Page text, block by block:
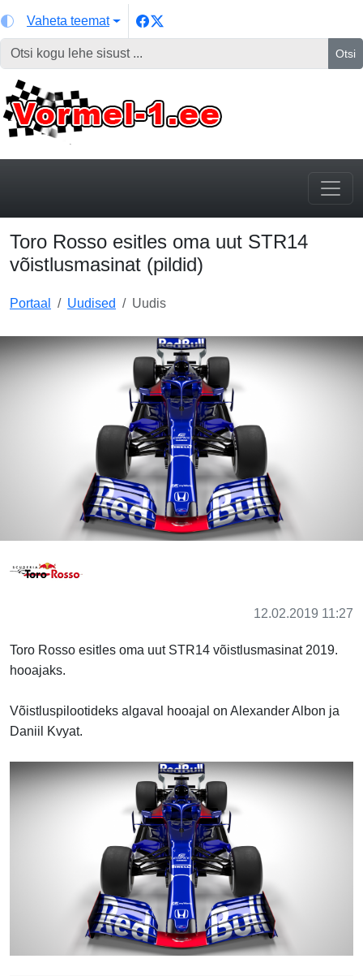
Vaheta teemat
Otsi
Toro Rosso esitles oma uut STR14
võistlusmasinat (pildid)
Portaal Uudised Uudis
12.02.2019 11:27
Toro Rosso esitles oma uut STR14 võistlusmasinat 2019.
hooajaks.
Võistluspilootideks algaval hooajal on Alexander Albon ja
Daniil Kvyat.